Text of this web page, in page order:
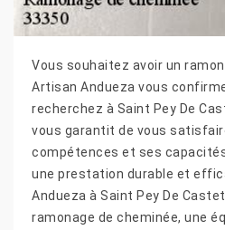
Vous souhaitez avoir un
Artisan Andueza vous
recherchez à Saint Pey De
vous garantit de vous
compétences et ses
une prestation durable et
Andueza à Saint Pey De
ramonage de cheminée, une